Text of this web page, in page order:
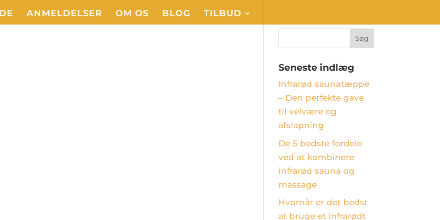
ANMELDELSER OM OS BLOG TILBUD
Seneste indlæg
Infrarød saunatæppe
– Den perfekte gave
til velvære og
afslapning
De 5 bedste fordele
ved at kombinere
infrarød sauna og
massage
Hvornår er det bedst
at bruge et infrarødt